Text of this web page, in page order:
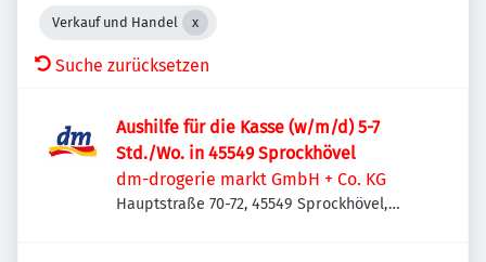
Verkauf und Handel
Suche zurücksetzen
Aushilfe für die Kasse (w/m/d) 5-7
Std./Wo. in 45549 Sprockhövel
dm-drogerie markt GmbH + Co. KG
Hauptstraße 70-72, 45549 Sprockhövel,